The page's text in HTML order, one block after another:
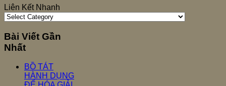
Liên Kết Nhanh
Bài Viết Gần
Nhất
BỒ TÁT
HÀNH DỤNG